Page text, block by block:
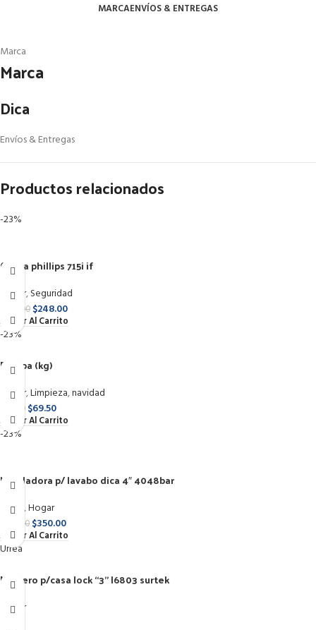
MARCAENVÍOS & ENTREGAS
Marca
Marca
Dica
Envíos & Entregas
Productos relacionados
-23%
Chapa phillips 715i if
Hogar,Seguridad
322.00 $248.00
Añadir Al Carrito
-23%
Estopa (kg)
Hogar,Limpieza,navidad
90.00 $69.50
Añadir Al Carrito
-23%
Mezcladora p/ lavabo dica 4″ 4048bar
Otros ,Hogar
455.00 $350.00
Añadir Al Carrito
Urrea
Numero p/casa lock “3” l6803 surtek
Hogar